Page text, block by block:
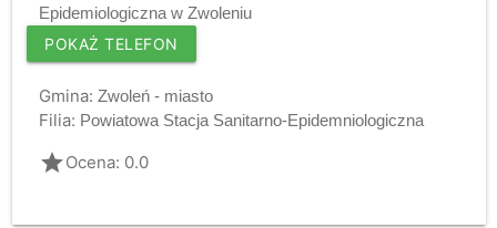
Epidemiologiczna w Zwoleniu
POKAŻ TELEFON
Gmina: Zwoleń - miasto
Filia: Powiatowa Stacja Sanitarno-Epidemniologiczna
gradeOcena: 0.0